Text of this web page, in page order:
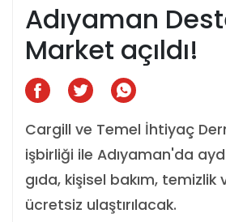
Adıyaman
Market açıldı!
Cargill ve Temel İhtiyaç
işbirliği ile Adıyaman'da
gıda, kişisel bakım,
ücretsiz ulaştırılacak.